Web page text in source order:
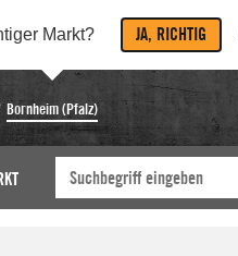
Markt? JA, RICHTIG
Bornheim (Pfalz)